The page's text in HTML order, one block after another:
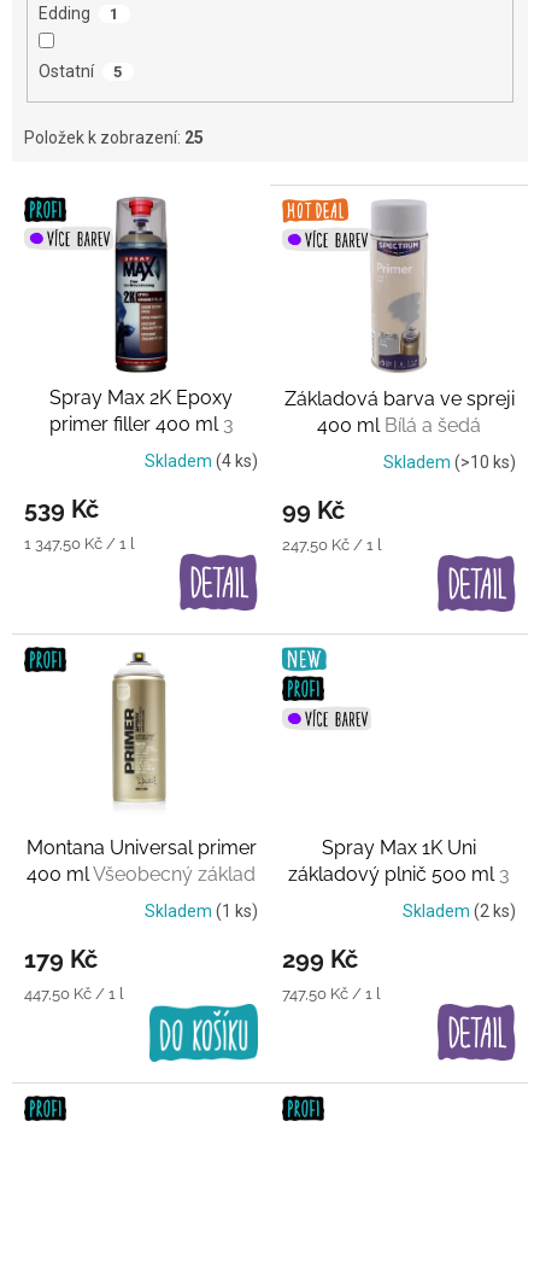
Edding 1
Ostatní 5
Položek k zobrazení: 25
V
p
ů
Spray Max 2K Epoxy
primer filler 400 ml 3
barvySkladem (4 ks)
539 Kč
Měrná
1 347,50 Kč / 1 l
Základová barva ve spreji
400 ml Bílá a šedá
Skladem (>10 ks)
99 Kč
Měrná
247,50 Kč / 1 l
Montana Universal primer
400 ml Všeobecný základ
Skladem (1 ks)
179 Kč
Měrná
447,50 Kč / 1 l
Spray Max 1K Uni
základový plnič 500 ml 3
barvySkladem (2 ks)
299 Kč
Měrná
747,50 Kč / 1 l